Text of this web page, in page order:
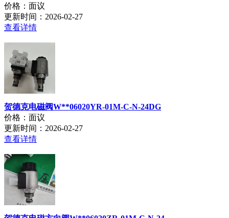
价格：面议
更新时间：2026-02-27
查看详情
贺德克电磁阀W**06020YR-01M-C-N-24DG
价格：面议
更新时间：2026-02-27
查看详情